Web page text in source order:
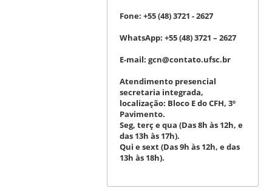
Fone: +55 (48) 3721 - 2627
WhatsApp: +55 (48) 3721 – 2627
E-mail: gcn@contato.ufsc.br
Atendimento presencial
secretaria integrada,
localização: Bloco E do CFH, 3º
Pavimento.
Seg, terç e qua (Das 8h às 12h, e
das 13h às 17h).
Qui e sext (Das 9h às 12h, e das
13h às 18h).